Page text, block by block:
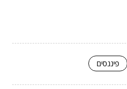
פיננסים